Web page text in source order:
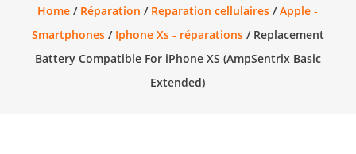
électronique
Home / Réparation / Reparation cellulaires /Apple -
Smartphones/ Iphone Xs - réparations/ Replacement
Battery Compatible For iPhone XS (AmpSentrix Basic
Extended)